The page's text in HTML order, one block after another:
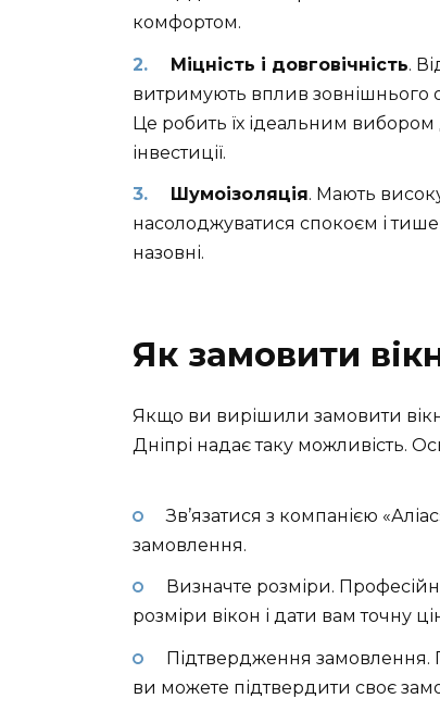
комфортом.
Міцність і довговічність.
витримують вплив зовнішнього
Це робить їх ідеальним вибором
інвестиції.
Шумоізоляція. Мають
насолоджуватися спокоєм і
назовні.
Як замовити
Якщо ви вирішили замовити
Дніпрі надає таку можливість.
Зв’язатися з компанією
замовлення.
Визначте розміри.
розміри вікон і дати вам точну
Підтвердження замовлення.
ви можете підтвердити своє